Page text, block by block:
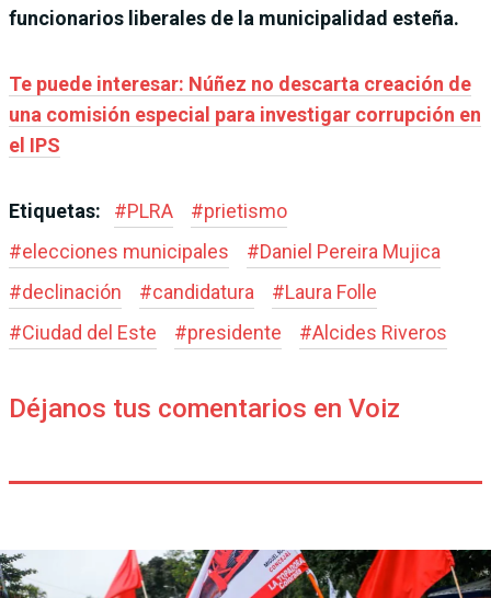
funcionarios liberales de la municipalidad esteña.
Te puede interesar: Núñez no descarta creación de
una comisión especial para investigar corrupción en
el IPS
Etiquetas: #PLRA #prietismo
#elecciones municipales #Daniel Pereira Mujica
#declinación #candidatura #Laura Folle
#Ciudad del Este #presidente #Alcides Riveros
Déjanos tus comentarios en Voiz